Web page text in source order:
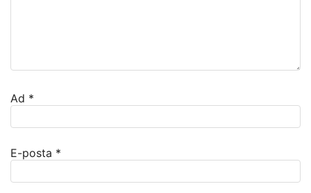
Ad *
E-posta *